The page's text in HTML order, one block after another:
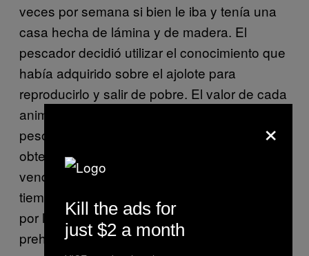
veces por semana si bien le iba y tenía una
casa hecha de lámina y de madera. El
pescador decidió utilizar el conocimiento que
había adquirido sobre el ajolote para
reproducirlo y salir de pobre. El valor de cada
animal oscila entre los 2 mil 500 y 3 mil
pesos. Si él reproducía a sus ajolotes y
obtenía unas cinco mil crías que pudiera
vender en dos mil pesos cada una, en poco
tiempo se volvería rico. Pero un día caminado
por las chinampas encontró una pieza
prehispánica.
×
Kill the ads for
just $2 a month